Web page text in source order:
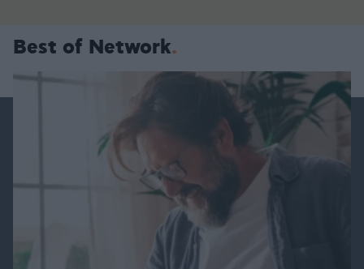
Best of Network